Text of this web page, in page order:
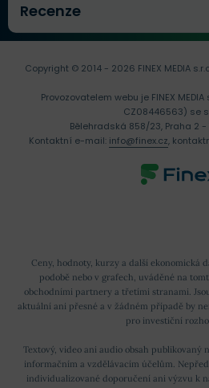
Recenze
Ceny, hodnoty, kurzy a další ekonomická
podobě nebo v grafech, uváděné na
obchodními partnery a třetími stranami.
aktuální ani přesné a v žádném případě by
pro investiční
Textový, video ani audio obsah publikovaný
informačním a vzdělávacím účelům.
individualizované doporučení ani výzvu k
Copyright © 2014 - 2026 FINEX MEDIA
Provozovatelem webu je FINEX
CZ08446563) se
Bělehradská 858/23, Praha 2 -
Kontaktní e-mail: info@finex.cz,